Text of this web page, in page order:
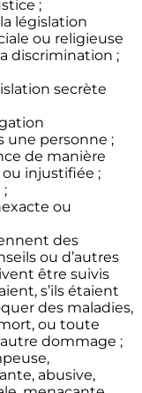
;
législation
ou religieuse
discrimination ;
secrète
une personne ;
de manière
injustifiée ;
;
ou
des
ou d’autres
être suivis
s’ils étaient
des maladies,
ou toute
dommage ;
abusive,